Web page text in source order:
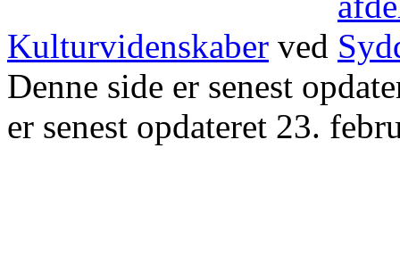
Kulturvidenskaber ved
Denne side er senest
er senest opdateret 23.